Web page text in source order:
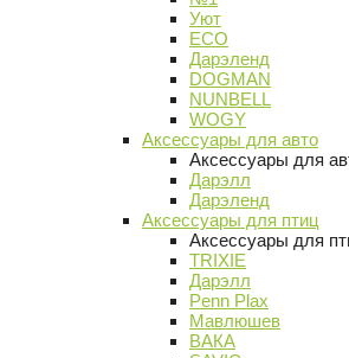
Уют
ECO
Дарэленд
DOGMAN
NUNBELL
WOGY
Аксессуары для авто
Аксессуары для
Дарэлл
Дарэленд
Аксессуары для птиц
Аксессуары для
TRIXIE
Дарэлл
Penn Plax
Мавлюшев
ВАКА